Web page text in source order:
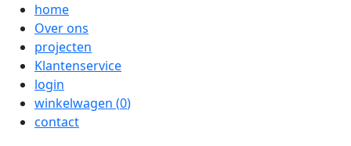
home
Over ons
projecten
Klantenservice
login
winkelwagen (0)
contact